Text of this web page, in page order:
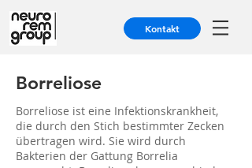
Kontakt
Borreliose
Borreliose ist eine Infektionskrankheit,
die durch den Stich bestimmter Zecken
übertragen wird. Sie wird durch
Bakterien der Gattung Borrelia